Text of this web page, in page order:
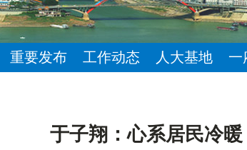
重要发布 工作动态 人大基地 一
于子翔：心系居民冷